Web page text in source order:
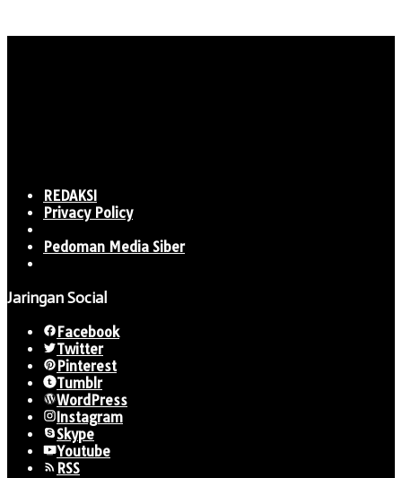
REDAKSI
Privacy Policy
Pedoman Media Siber
Jaringan Social
Facebook
Twitter
Pinterest
Tumblr
WordPress
Instagram
Skype
Youtube
RSS